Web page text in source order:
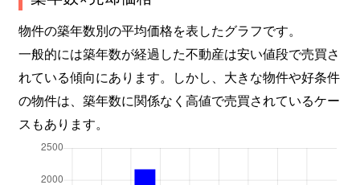
物件の築年数別の平均価格を表したグラフです。
一般的には築年数が経過した不動産は安い値段で売買さ
れている傾向にあります。しかし、大きな物件や好条件
の物件は、築年数に関係なく高値で売買されているケー
スもあります。